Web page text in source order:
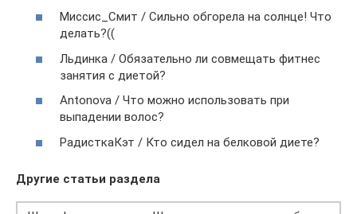
Миссис_Смит / Сильно обгорела на солнце! Что
делать?((
Льдинка / Обязательно ли совмещать фитнес
занятия с диетой?
Antonova / Что можно использовать при
выпадении волос?
РадисткаКэт / Кто сидел на белковой диете?
Другие статьи раздела